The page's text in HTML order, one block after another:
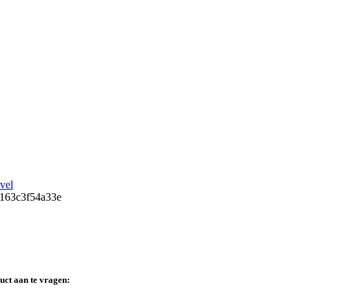
aan te vragen: